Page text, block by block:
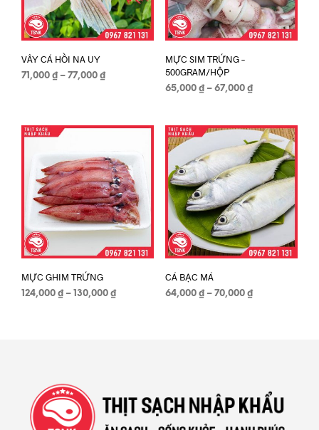
VÂY CÁ HỒI NA UY
71,000 ₫ – 77,000 ₫
MỰC SIM TRỨNG –
500GRAM/HỘP
65,000 ₫– 67,000 ₫
MỰC GHIM TRỨNG
124,000 ₫– 130,000 ₫
CÁ BẠC MÁ
64,000 ₫– 70,000 ₫